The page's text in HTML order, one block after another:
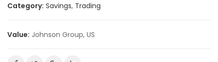
Category: Savings, Trading
Value: Johnson Group, US